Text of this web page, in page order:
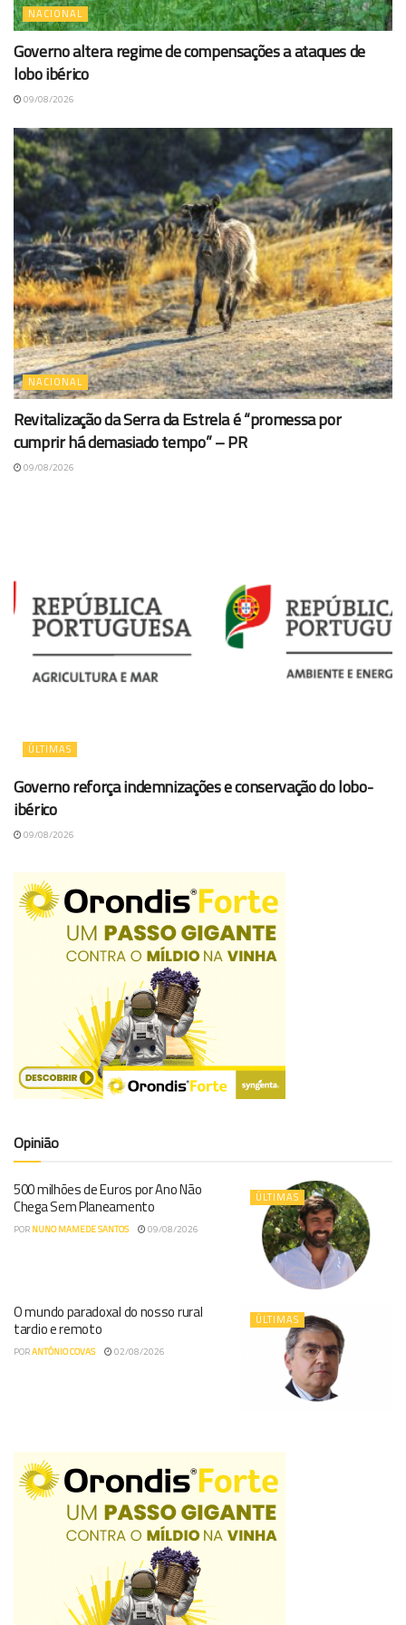
NACIONAL
Governo altera regime de compensações a ataques de
lobo ibérico
09/08/2026
NACIONAL
Revitalização da Serra da Estrela é “promessa por
cumprir há demasiado tempo” – PR
09/08/2026
ÚLTIMAS
Governo reforça indemnizações e conservação do lobo-
ibérico
09/08/2026
Opinião
ÚLTIMAS
500 milhões de Euros por Ano Não
Chega Sem Planeamento
POR NUNO MAMEDE SANTOS 09/08/2026
ÚLTIMAS
O mundo paradoxal do nosso rural
tardio e remoto
PORANTÓNIO COVAS 02/08/2026